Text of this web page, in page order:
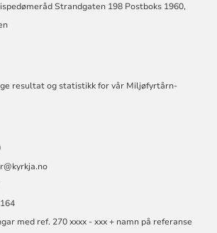
Strandgaten 198 Postboks 1960,
resultat og statistikk for vår Miljøfyrtårn-
med ref. 270 xxxx - xxx + namn på referanse